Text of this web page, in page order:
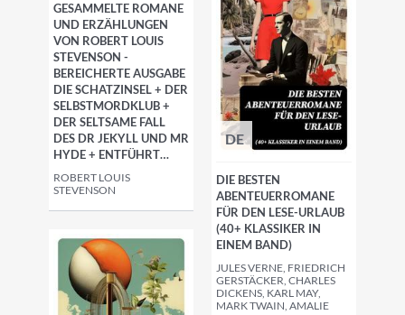
GESAMMELTE ROMANE
UND ERZÄHLUNGEN
VON ROBERT LOUIS
STEVENSON -
BEREICHERTE AUSGABE
DIE SCHATZINSEL + DER
SELBSTMORDKLUB +
DER SELTSAME FALL
DES DR JEKYLL UND MR
HYDE + ENTFÜHRT…
ROBERT LOUIS
STEVENSON
DE
DIE BESTEN
ABENTEUERROMANE
FÜR DEN LESE-URLAUB
(40+ KLASSIKER IN
EINEM BAND)
JULES VERNE, FRIEDRICH
GERSTÄCKER, CHARLES
DICKENS, KARL MAY,
MARK TWAIN, AMALIE